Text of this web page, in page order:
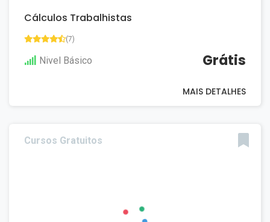
Cálculos Trabalhistas
(7)
Nivel Básico Grátis
MAIS DETALHES
Cursos Gratuitos